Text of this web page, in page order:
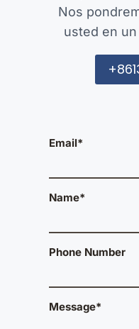
Nos
usted en
Email*
Name*
Phone Number
Message*